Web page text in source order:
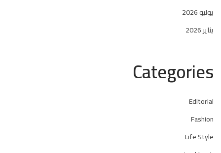
يوليو 2026
يناير 2026
Categories
Editorial
Fashion
Life Style